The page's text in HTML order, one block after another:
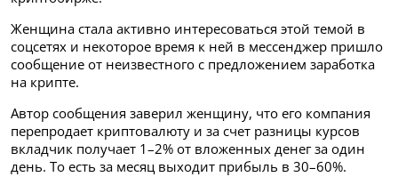
Женщина стала активно интересоваться этой темой в
соцсетях и некоторое время к ней в мессенджер пришло
сообщение от неизвестного с предложением заработка
на крипте.
Автор сообщения заверил женщину, что его компания
перепродает криптовалюту и за счет разницы курсов
вкладчик получает 1–2% от вложенных денег за один
день. То есть за месяц выходит прибыль в 30–60%.